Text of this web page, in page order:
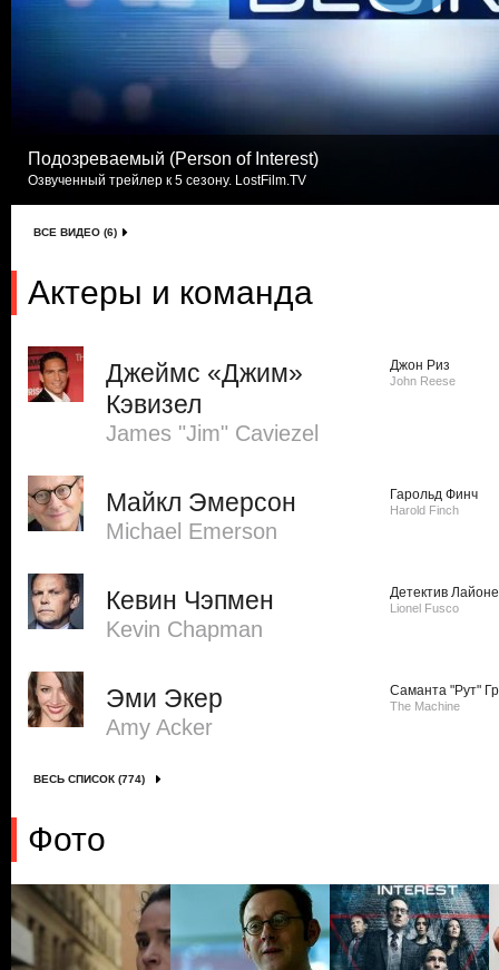
Подозреваемый (Person of Interest)
Озвученный трейлер к 5 сезону. LostFilm.TV
ВСЕ ВИДЕО (6)
Актеры и команда
Джеймс «Джим»
Кэвизел
James "Jim" Caviezel
Джон Риз
John Reese
Майкл Эмерсон
Michael Emerson
Гарольд Финч
Harold Finch
Кевин Чэпмен
Kevin Chapman
Детектив
Lionel Fusco
Эми Экер
Amy Acker
Саманта "Рут"
The Machine
ВЕСЬ СПИСОК (774)
Фото